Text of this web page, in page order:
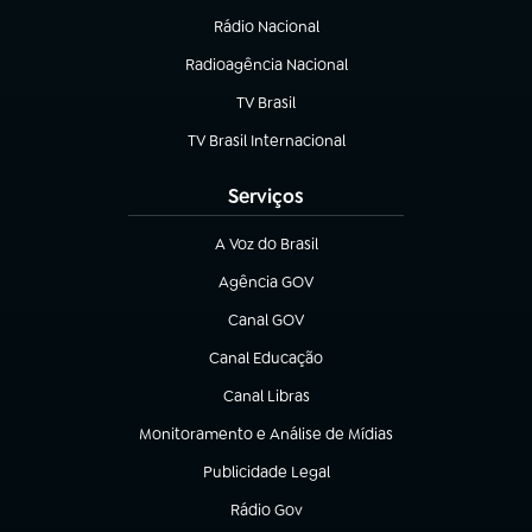
Rádio Nacional
Radioagência Nacional
(abre em nova aba)
TV Brasil
(abre em nova aba)
TV Brasil Internacional
(abre em nova aba)
Serviços
A Voz do Brasil
(abre em nova aba)
Agência GOV
(abre em nova aba)
Canal GOV
(abre em nova aba)
Canal Educação
(abre em nova aba)
Canal Libras
(abre em nova aba)
Monitoramento e Análise de Mídias
(abre em nova aba)
Publicidade Legal
(abre em nova aba)
Rádio Gov
(abre em nova aba)